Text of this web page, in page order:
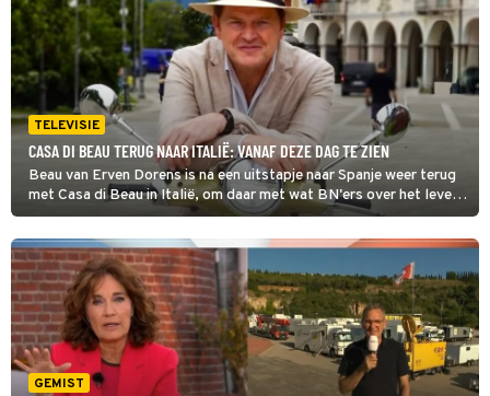
TELEVISIE
CASA DI BEAU TERUG NAAR ITALIË: VANAF DEZE DAG TE ZIEN
Beau van Erven Dorens is na een uitstapje naar Spanje weer terug
met Casa di Beau in Italië, om daar met wat BN'ers over het leven
te praten. Dat gaat de presentator onder andere doen met Gerard
Joling en Jutta Leerdam. Vanaf wanneer is het
interviewprogramma te zien?
GEMIST